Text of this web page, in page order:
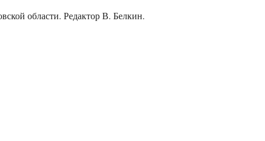
области. Редактор В. Белкин.